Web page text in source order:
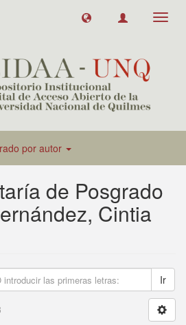
por autor
de Posgrado
Cintia
Ir